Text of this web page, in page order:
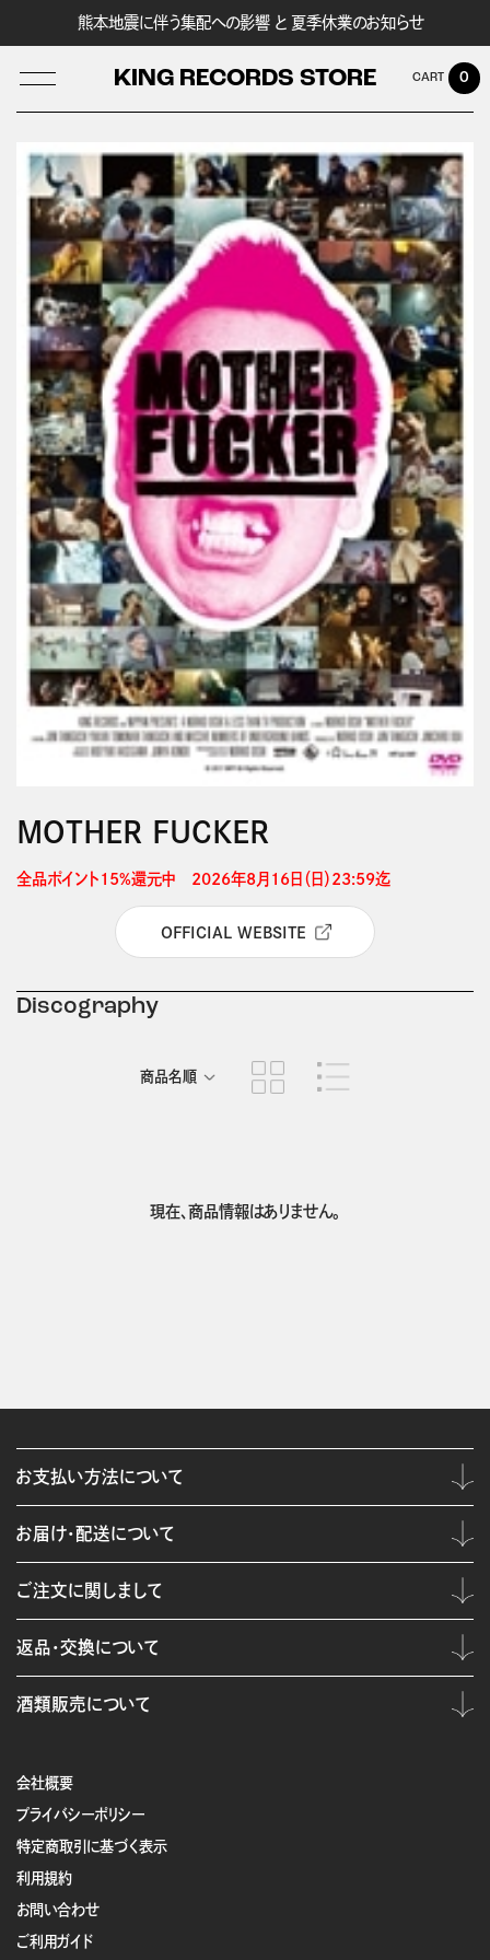
熊本地震に伴う集配への影響 と 夏季休業のお知らせ
KING RECORDS STORE
LOG IN
0
MOTHER FUCKER
全品ポイント15%還元中　2026年8月16日（日）23:59迄
OFFICIAL WEBSITE
Discography
商品名順
現在、商品情報はありません。
会社概要
プライバシーポリシー
特定商取引に基づく表示
利用規約
お問い合わせ
ご利用ガイド
お支払い方法について
お届け・配送について
ご注文に関しまして
返品・交換について
酒類販売について